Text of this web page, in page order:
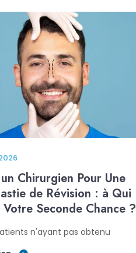
Chirurgien Pour Une
de Révision : à Qui
Seconde Chance ?
n'ayant pas obtenu